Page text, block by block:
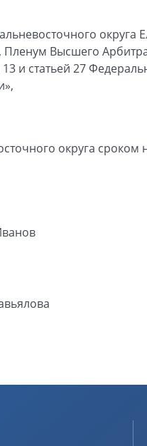
округа
Пленум Высшего
и статьей 27
округа сроком